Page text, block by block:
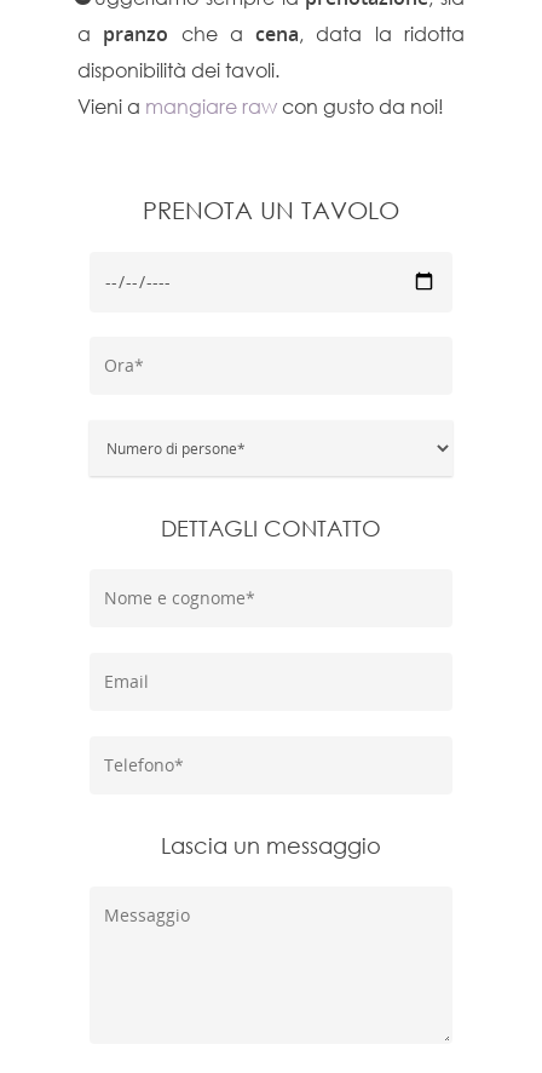
a pranzo che acena, data la ridotta
disponibilità dei tavoli.
Vieni a mangiare rawcon gusto da noi!
PRENOTA UN TAVOLO
DETTAGLI CONTATTO
Lascia un messaggio